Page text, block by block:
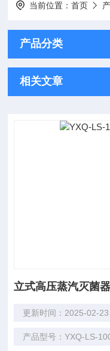
当前位置：首页
产品分类
相关文章
立式高压蒸汽灭菌器
更新时间：2025-02-23
产品型号：YXQ-LS-